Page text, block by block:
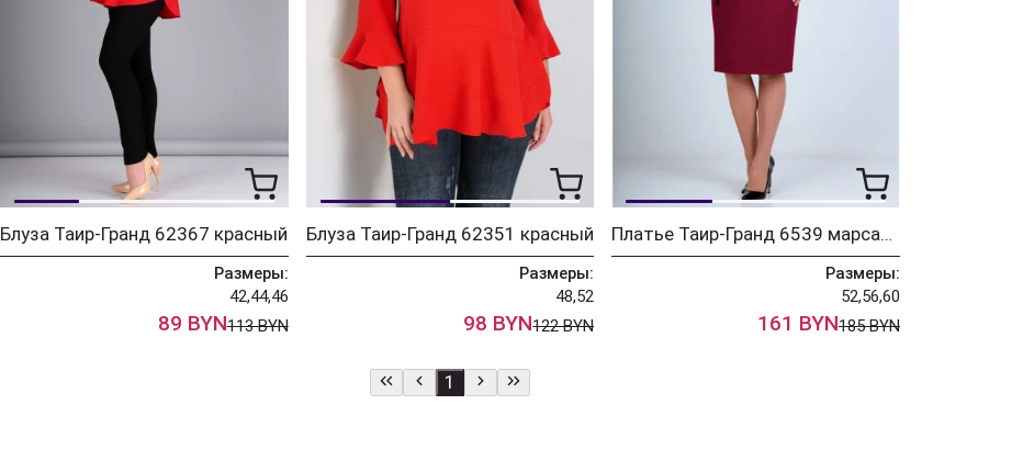
Блуза Таир-Гранд 62367 красный
Размеры:
42,44,46
89 BYN113 BYN
Блуза Таир-Гранд 62351 красный
Размеры:
48,52
98 BYN122 BYN
Платье Таир-Гранд 6539 марсала
Размеры:
52,56,60
161 BYN185 BYN
1